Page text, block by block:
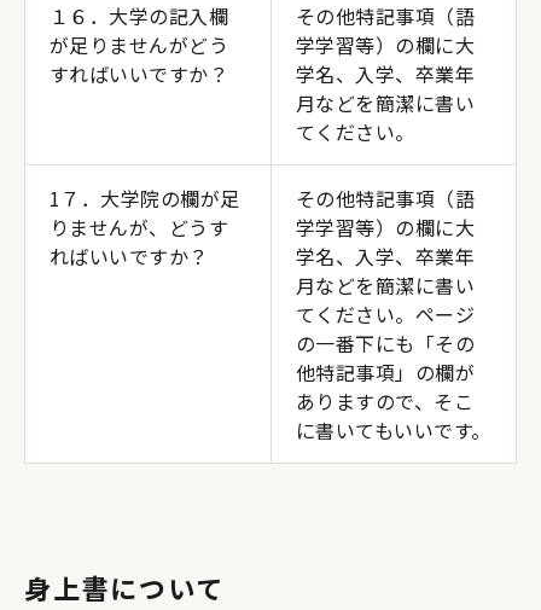
１６．大学の記入欄
が足りませんがどう
すればいいですか？
その他特記事項（語
学学習等）の欄に大
学名、入学、卒業年
月などを簡潔に書い
てください。
1７．大学院の欄が足
りませんが、どうす
ればいいですか？
その他特記事項（語
学学習等）の欄に大
学名、入学、卒業年
月などを簡潔に書い
てください。ページ
の一番下にも「その
他特記事項」の欄が
ありますので、そこ
に書いてもいいです。
身上書について